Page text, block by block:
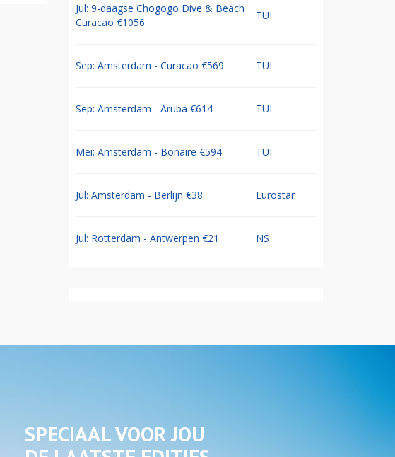
Jul: 9-daagse Chogogo Dive & Beach
Curacao €1056
TUI
Sep: Amsterdam - Curacao €569 TUI
Sep: Amsterdam - Aruba €614 TUI
Mei: Amsterdam - Bonaire €594 TUI
Jul: Amsterdam - Berlijn €38 Eurostar
Jul: Rotterdam - Antwerpen €21 NS
SPECIAAL VOOR JOU